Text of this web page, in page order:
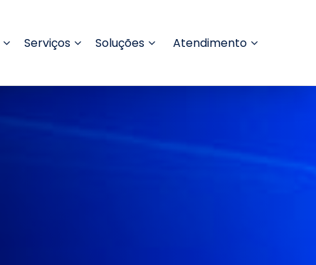
Serviços Soluções Atendimento